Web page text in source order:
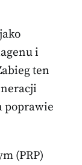
i
ten
poprawie
(PRP)